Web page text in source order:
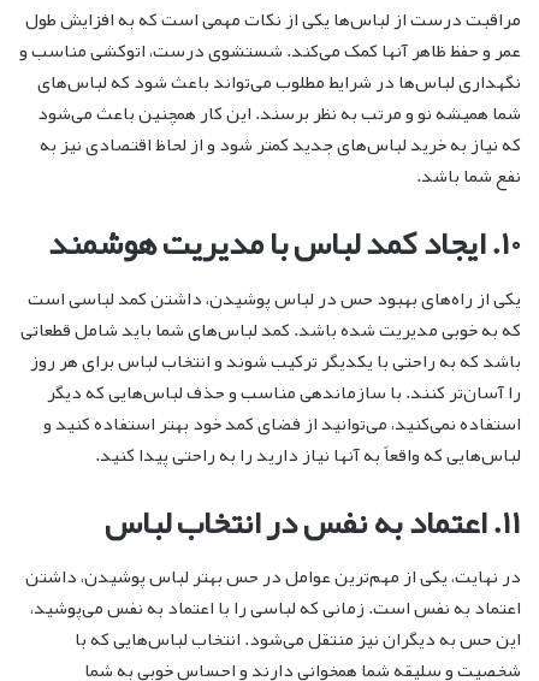
مراقبت درست از لباس‌ها یکی از نکات مهمی است که به افزایش طول
عمر و حفظ ظاهر آنها کمک می‌کند. شستشوی درست، اتوکشی مناسب و
نگهداری لباس‌ها در شرایط مطلوب می‌تواند باعث شود که لباس‌های
شما همیشه نو و مرتب به نظر برسند. این کار همچنین باعث می‌شود
که نیاز به خرید لباس‌های جدید کمتر شود و از لحاظ اقتصادی نیز به
نفع شما باشد.
۱۰. ایجاد کمد لباس با مدیریت هوشمند
یکی از راه‌های بهبود حس در لباس پوشیدن، داشتن کمد لباسی است
که به خوبی مدیریت شده باشد. کمد لباس‌های شما باید شامل قطعاتی
باشد که به راحتی با یکدیگر ترکیب شوند و انتخاب لباس برای هر روز
را آسان‌تر کنند. با سازماندهی مناسب و حذف لباس‌هایی که دیگر
استفاده نمی‌کنید، می‌توانید از فضای کمد خود بهتر استفاده کنید و
لباس‌هایی که واقعاً به آنها نیاز دارید را به راحتی پیدا کنید.
۱۱. اعتماد به نفس در انتخاب لباس
در نهایت، یکی از مهم‌ترین عوامل در حس بهتر لباس پوشیدن، داشتن
اعتماد به نفس است. زمانی که لباسی را با اعتماد به نفس می‌پوشید،
این حس به دیگران نیز منتقل می‌شود. انتخاب لباس‌هایی که با
شخصیت و سلیقه شما همخوانی دارند و احساس خوبی به شما